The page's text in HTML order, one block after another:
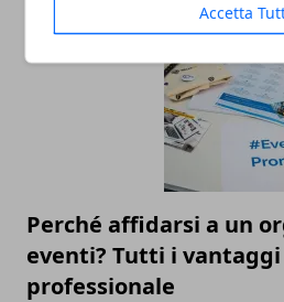
Accetta
Perché affidarsi a un
eventi? Tutti i
professionale